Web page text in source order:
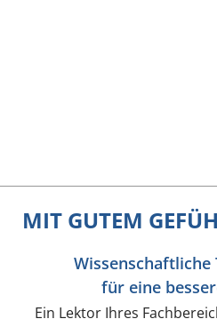
MIT GUTEM
für eine
Ein Lektor Ihres